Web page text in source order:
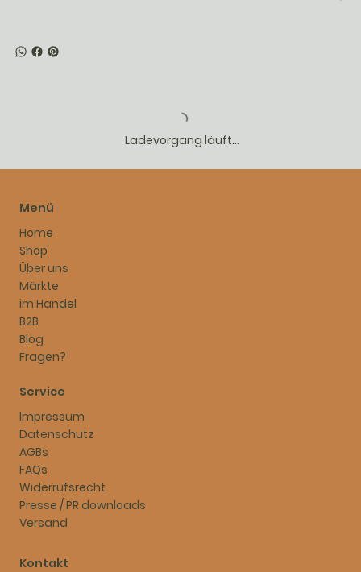
Ladevorgang läuft...
Menü
Home
Shop
Über uns
Märkte
im Handel
B2B
Blog
Fragen?
Service
Impressum
Datenschutz
AGBs
FAQs
Widerrufsrecht
Presse / PR downloads
Versand
Kontakt